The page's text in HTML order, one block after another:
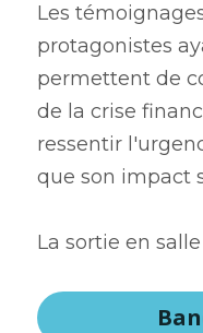
Les
protagonistes
permettent de
de la crise
ressentir
que son impact
La sortie en